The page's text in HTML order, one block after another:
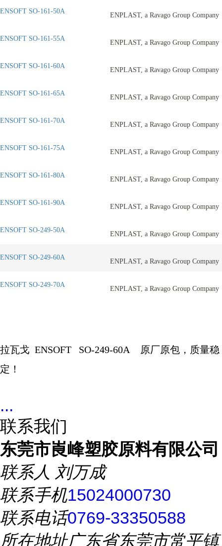
ENSOFT SO-161-50A
ENPLAST, a Ravago Group Company
ENSOFT SO-161-55A
ENPLAST, a Ravago Group Company
ENSOFT SO-161-60A
ENPLAST, a Ravago Group Company
ENSOFT SO-161-65A
ENPLAST, a Ravago Group Company
ENSOFT SO-161-70A
ENPLAST, a Ravago Group Company
ENSOFT SO-161-75A
ENPLAST, a Ravago Group Company
ENSOFT SO-161-80A
ENPLAST, a Ravago Group Company
ENSOFT SO-161-90A
ENPLAST, a Ravago Group Company
ENSOFT SO-249-50A
ENPLAST, a Ravago Group Company
ENSOFT SO-249-60A
ENPLAST, a Ravago Group Company
ENSOFT SO-249-70A
ENPLAST, a Ravago Group Company
拉瓦戈 ENSOFT SO-249-60A
原厂原包，质量稳
定！
...
联系我们
东莞市崀峰塑胶原料有限公司
联系人 刘万成
联系手机15024000730
联系电话0769-33350588
所在地址广东省东莞市常平镇